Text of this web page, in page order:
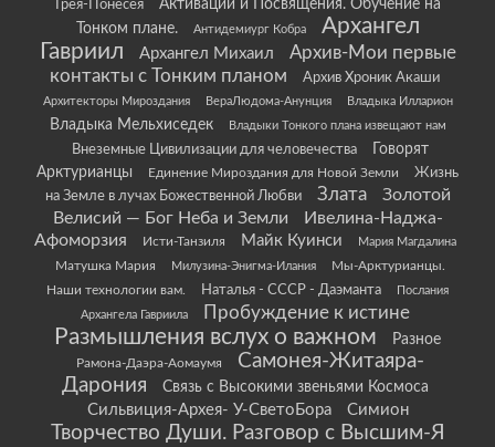
Грея-Понесея
Активации и Посвящения. Обучение на
Тонком плане.
Антидемиург Кобра
Архангел
Гавриил
Архангел Михаил
Архив-Мои первые
контакты с Тонким планом
Архив Хроник Акаши
Архитекторы Мироздания ВераЛюдома-Анунция Владыка Илларион
Владыка Мельхиседек Владыки Тонкого плана извещают нам
Внеземные Цивилизации для человечества
Говорят
Арктурианцы
Единение Мироздания для Новой Земли
Жизнь
на Земле в лучах Божественной Любви
Злата
Золотой
Велисий — Бог Неба и Земли
Ивелина-Наджа-
Афоморзия
Исти-Танзиля Майк Куинси Мария Магдалина
Матушка Мария Милузина-Энигма-Илания
Мы-Арктурианцы.
Наши технологии вам.
Наталья - СССР - Даэманта
Послания
Архангела Гавриила
Пробуждение к истине
Размышления вслух о важном Разное
Рамона-Даэра-Аомаумя
Самонея-Житаяра-
Дарония
Связь с Высокими звеньями Космоса
Сильвиция-Архея- У-СветоБора Симион
Творчество Души. Разговор с Высшим-Я